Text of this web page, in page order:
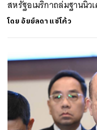
สหรัฐอเมริกาถล่มฐานนิว
โดย อัยย์ลดา แซ่โค้ว